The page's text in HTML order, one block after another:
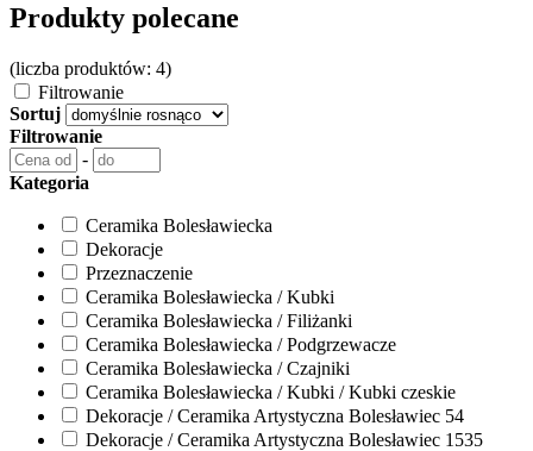
Produkty polecane
(liczba produktów: 4)
Filtrowanie
Sortuj
Filtrowanie
-
Kategoria
Ceramika Bolesławiecka
Dekoracje
Przeznaczenie
Ceramika Bolesławiecka / Kubki
Ceramika Bolesławiecka / Filiżanki
Ceramika Bolesławiecka / Podgrzewacze
Ceramika Bolesławiecka / Czajniki
Ceramika Bolesławiecka / Kubki / Kubki czeskie
Dekoracje / Ceramika Artystyczna Bolesławiec 54
Dekoracje / Ceramika Artystyczna Bolesławiec 1535